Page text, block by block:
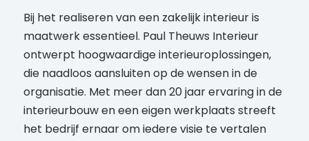
Bij het realiseren van een zakelijk interieur is
maatwerk essentieel. Paul Theuws Interieur
ontwerpt hoogwaardige interieuroplossingen,
die naadloos aansluiten op de wensen in de
organisatie. Met meer dan 20 jaar ervaring in de
interieurbouw en een eigen werkplaats streeft
het bedrijf ernaar om iedere visie te vertalen